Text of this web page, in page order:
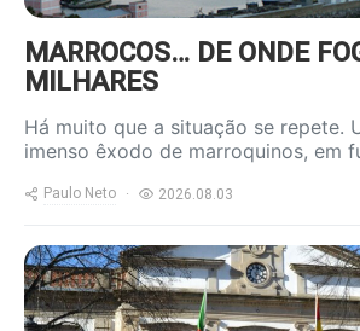
MARROCOS… DE ONDE
MILHARES
Há muito que a situação se repete.
imenso êxodo de marroquinos, em
Paulo Neto 2026.08.03
https://www.ruadireita.pt/wp-
content/uploads/2026/01/cmviseu-
800x600.jpg